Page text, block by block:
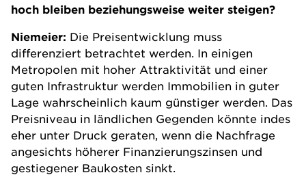
hoch bleiben beziehungsweise weiter steigen?
Niemeier: Die Preisentwicklung muss
differenziert betrachtet werden. In einigen
Metropolen mit hoher Attraktivität und einer
guten Infrastruktur werden Immobilien in guter
Lage wahrscheinlich kaum günstiger werden. Das
Preisniveau in ländlichen Gegenden könnte indes
eher unter Druck geraten, wenn die Nachfrage
angesichts höherer Finanzierungszinsen und
gestiegener Baukosten sinkt.